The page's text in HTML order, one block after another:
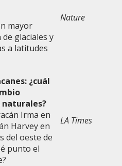
mayor
glaciales y
a latitudes
Nature
¿cuál
Irma en
Harvey en
del oeste de
punto el
LA Times